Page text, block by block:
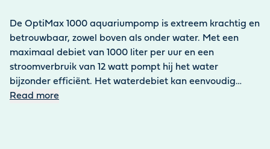
De OptiMax 1000 aquariumpomp is extreem krachtig en
betrouwbaar, zowel boven als onder water. Met een
maximaal debiet van 1000 liter per uur en een
stroomverbruik van 12 watt pompt hij het water
bijzonder efficiënt. Het waterdebiet kan eenvoudig
worden aangepast. De maximale waterkolom is 1,3
Read more